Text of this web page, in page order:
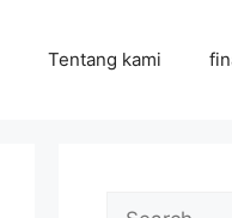
Tentang kami
Search